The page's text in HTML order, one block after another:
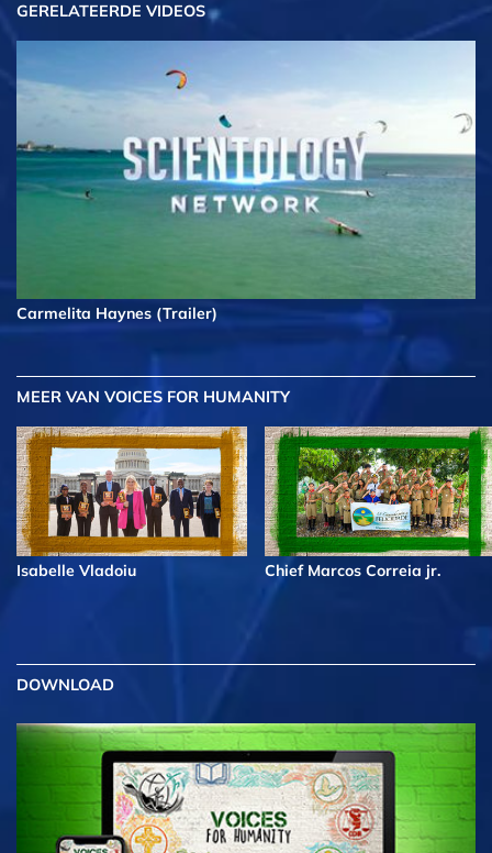
GERELATEERDE VIDEOS
Carmelita Haynes (Trailer)
MEER VAN VOICES FOR HUMANITY
Isabelle Vladoiu Chief Marcos Correia jr.
DOWNLOAD